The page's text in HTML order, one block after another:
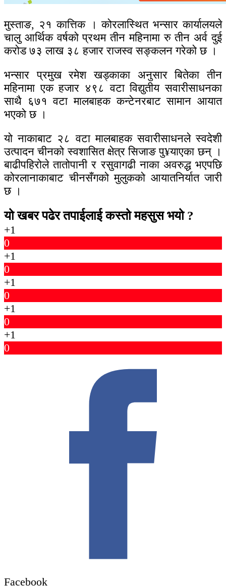
मुस्ताङ, २१ कात्तिक । कोरलास्थित भन्सार कार्यालयले
चालु आर्थिक वर्षको प्रथम तीन महिनामा रु तीन अर्व दुई
करोड ७३ लाख ३८ हजार राजस्व सङ्कलन गरेको छ ।
भन्सार प्रमुख रमेश खड्काका अनुसार बितेका तीन
महिनामा एक हजार ४९८ वटा विद्युतीय सवारीसाधनका
साथै ६७१ वटा मालबाहक कन्टेनरबाट सामान आयात
भएको छ ।
यो नाकाबाट २८ वटा मालबाहक सवारीसाधनले स्वदेशी
उत्पादन चीनको स्वशासित क्षेत्र सिजाङ पु¥याएका छन् ।
बाढीपहिरोले तातोपानी र रसुवागढी नाका अवरुद्ध भएपछि
कोरलानाकाबाट चीनसँगको मुलुकको आयातनिर्यात जारी
छ ।
यो खबर पढेर तपाईलाई कस्तो महसुस भयो ?
+1
0
+1
0
+1
0
+1
0
+1
0
Facebook